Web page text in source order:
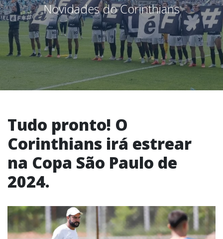
Novidades do Corinthians
Tudo pronto! O
Corinthians irá estrear
na Copa São Paulo de
2024.